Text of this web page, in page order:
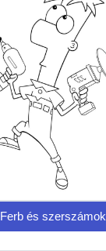
Ferb és szerszámok